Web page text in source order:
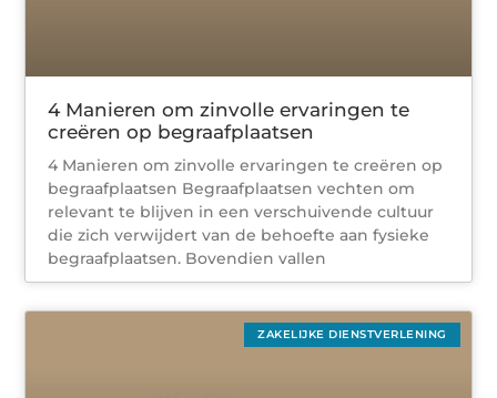
4 Manieren om zinvolle ervaringen te
creëren op begraafplaatsen
4 Manieren om zinvolle ervaringen te creëren op
begraafplaatsen Begraafplaatsen vechten om
relevant te blijven in een verschuivende cultuur
die zich verwijdert van de behoefte aan fysieke
begraafplaatsen. Bovendien vallen
ZAKELIJKE DIENSTVERLENING